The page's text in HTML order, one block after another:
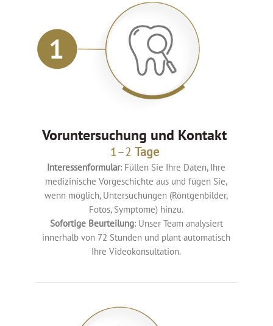
Voruntersuchung und Kontakt
1–2Tage
Interessenformular: Füllen Sie Ihre Daten, Ihre
medizinische Vorgeschichte aus und fügen Sie,
wenn möglich, Untersuchungen (Röntgenbilder,
Fotos, Symptome) hinzu.
Sofortige Beurteilung: Unser Team analysiert
innerhalb von 72 Stunden und plant automatisch
Ihre Videokonsultation.